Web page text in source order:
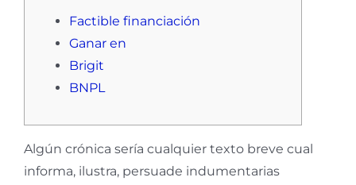
Factible financiación
Ganar en
Brigit
BNPL
Algún crónica serí­a cualquier texto breve cual
informa, ilustra, persuade indumentarias